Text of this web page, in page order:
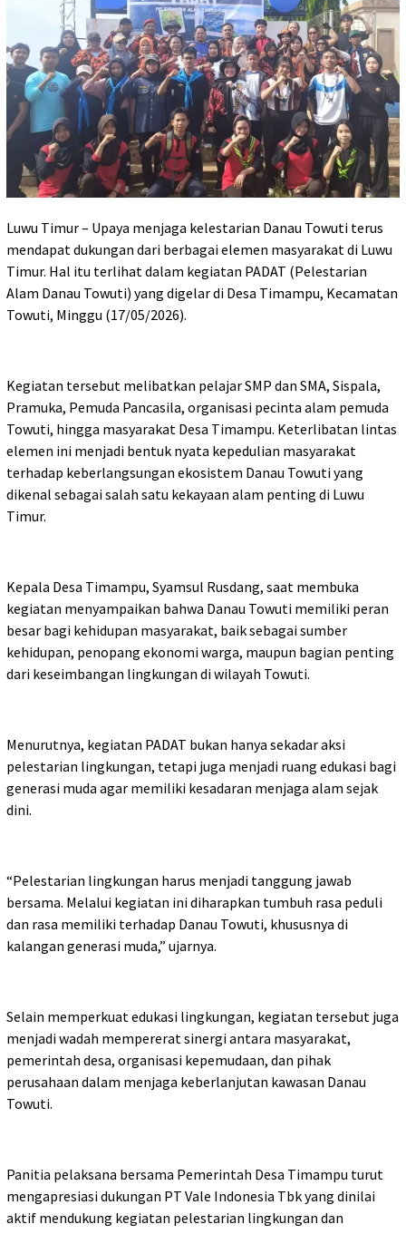
Luwu Timur – Upaya menjaga kelestarian Danau Towuti terus
mendapat dukungan dari berbagai elemen masyarakat di Luwu
Timur. Hal itu terlihat dalam kegiatan PADAT (Pelestarian
Alam Danau Towuti) yang digelar di Desa Timampu, Kecamatan
Towuti, Minggu (17/05/2026).
Kegiatan tersebut melibatkan pelajar SMP dan SMA, Sispala,
Pramuka, Pemuda Pancasila, organisasi pecinta alam pemuda
Towuti, hingga masyarakat Desa Timampu. Keterlibatan lintas
elemen ini menjadi bentuk nyata kepedulian masyarakat
terhadap keberlangsungan ekosistem Danau Towuti yang
dikenal sebagai salah satu kekayaan alam penting di Luwu
Timur.
Kepala Desa Timampu, Syamsul Rusdang, saat membuka
kegiatan menyampaikan bahwa Danau Towuti memiliki peran
besar bagi kehidupan masyarakat, baik sebagai sumber
kehidupan, penopang ekonomi warga, maupun bagian penting
dari keseimbangan lingkungan di wilayah Towuti.
Menurutnya, kegiatan PADAT bukan hanya sekadar aksi
pelestarian lingkungan, tetapi juga menjadi ruang edukasi bagi
generasi muda agar memiliki kesadaran menjaga alam sejak
dini.
“Pelestarian lingkungan harus menjadi tanggung jawab
bersama. Melalui kegiatan ini diharapkan tumbuh rasa peduli
dan rasa memiliki terhadap Danau Towuti, khususnya di
kalangan generasi muda,” ujarnya.
Selain memperkuat edukasi lingkungan, kegiatan tersebut juga
menjadi wadah mempererat sinergi antara masyarakat,
pemerintah desa, organisasi kepemudaan, dan pihak
perusahaan dalam menjaga keberlanjutan kawasan Danau
Towuti.
Panitia pelaksana bersama Pemerintah Desa Timampu turut
mengapresiasi dukungan PT Vale Indonesia Tbk yang dinilai
aktif mendukung kegiatan pelestarian lingkungan dan